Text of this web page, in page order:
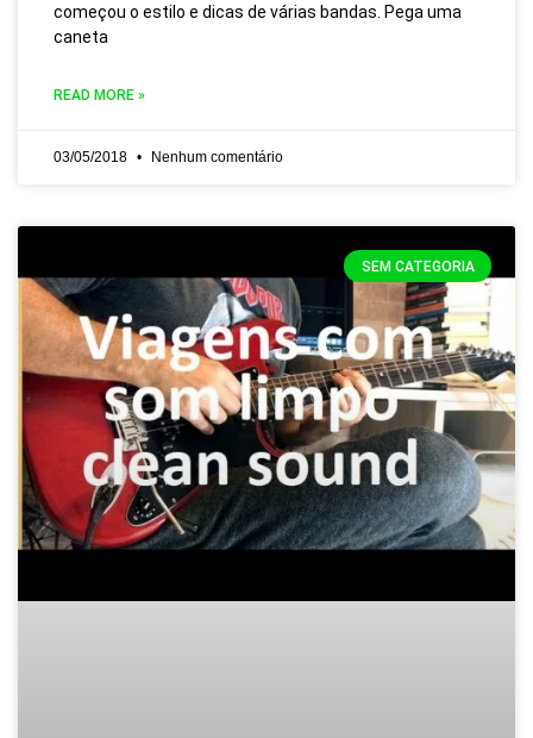
começou o estilo e dicas de várias bandas. Pega uma
caneta
READ MORE »
03/05/2018 Nenhum comentário
SEM CATEGORIA